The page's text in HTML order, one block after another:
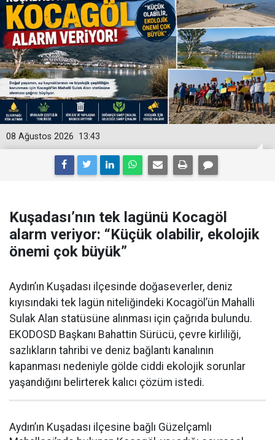
13:43
08 Ağustos 2026
Kuşadası’nın tek lagünü Kocagöl
alarm veriyor: “Küçük olabilir, ekolojik
önemi çok büyük”
Aydın’ın Kuşadası ilçesinde doğaseverler, deniz
kıyısındaki tek lagün niteliğindeki Kocagöl’ün Mahalli
Sulak Alan statüsüne alınması için çağrıda bulundu.
EKODOSD Başkanı Bahattin Sürücü, çevre kirliliği,
sazlıkların tahribi ve deniz bağlantı kanalının
kapanması nedeniyle gölde ciddi ekolojik sorunlar
yaşandığını belirterek kalıcı çözüm istedi.
Aydın’ın Kuşadası ilçesine bağlı Güzelçamlı